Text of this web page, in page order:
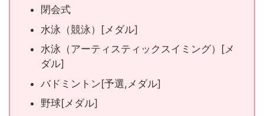
閉会式
水泳（競泳）[メダル]
水泳（アーティスティックスイミング）[メ
ダル]
バドミントン[予選,メダル]
野球[メダル]